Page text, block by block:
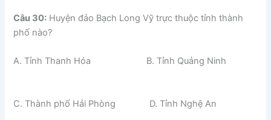
Câu 30: Huyện đảo Bạch Long Vỹ trực thuộc tỉnh thành
phố nào?
A. Tỉnh Thanh Hóa B. Tỉnh Quảng Ninh
C. Thành phố Hải Phòng D. Tỉnh Nghệ An